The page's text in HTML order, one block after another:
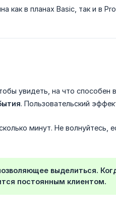
как в планах Basic, так и в
увидеть, на что способен
. Пользовательский
минут. Не волнуйтесь,
выделиться.
постоянным клиентом.